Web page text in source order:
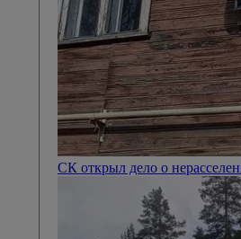
СК открыл дело о